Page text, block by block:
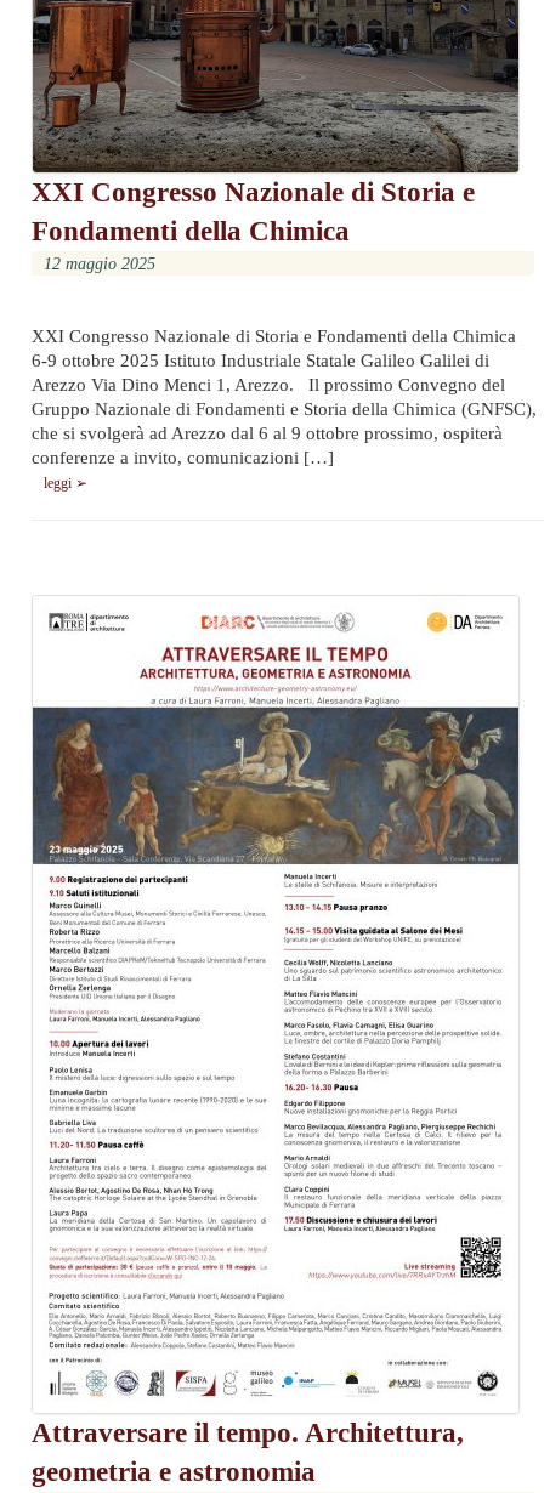
XXI Congresso Nazionale di Storia e
Fondamenti della Chimica
12 maggio 2025
XXI Congresso Nazionale di Storia e Fondamenti della Chimica
6-9 ottobre 2025 Istituto Industriale Statale Galileo Galilei di
Arezzo Via Dino Menci 1, Arezzo. Il prossimo Convegno del
Gruppo Nazionale di Fondamenti e Storia della Chimica (GNFSC),
che si svolgerà ad Arezzo dal 6 al 9 ottobre prossimo, ospiterà
conferenze a invito, comunicazioni […]
leggi ➢
Attraversare il tempo. Architettura,
geometria e astronomia